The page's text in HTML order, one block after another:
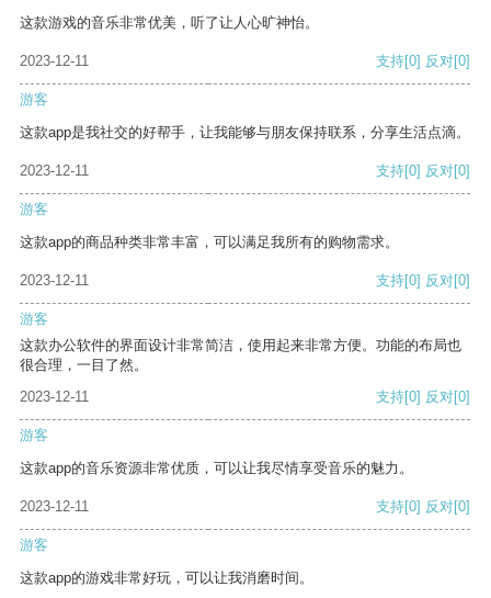
这款游戏的音乐非常优美，听了让人心旷神怡。
2023-12-11 支持[0] 反对[0]
游客
这款app是我社交的好帮手，让我能够与朋友保持联系，分享生活点滴。
2023-12-11 支持[0] 反对[0]
游客
这款app的商品种类非常丰富，可以满足我所有的购物需求。
2023-12-11 支持[0] 反对[0]
游客
这款办公软件的界面设计非常简洁，使用起来非常方便。功能的布局也
很合理，一目了然。
2023-12-11
支持[0] 反对[0]
游客
这款app的音乐资源非常优质，可以让我尽情享受音乐的魅力。
2023-12-11 支持[0] 反对[0]
游客
这款app的游戏非常好玩，可以让我消磨时间。